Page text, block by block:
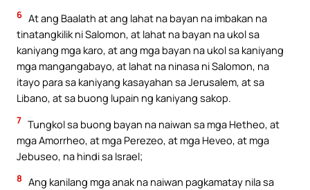
6 At ang Baalath at ang lahat na bayan na imbakan na
tinatangkilik ni Salomon, at lahat na bayan na ukol sa
kaniyang mga karo, at ang mga bayan na ukol sa kaniyang
mga mangangabayo, at lahat na ninasa ni Salomon, na
itayo para sa kaniyang kasayahan sa Jerusalem, at sa
Libano, at sa buong lupain ng kaniyang sakop.
7 Tungkol sa buong bayan na naiwan sa mga Hetheo, at
mga Amorrheo, at mga Perezeo, at mga Heveo, at mga
Jebuseo, na hindi sa Israel;
8 Ang kanilang mga anak na naiwan pagkamatay nila sa